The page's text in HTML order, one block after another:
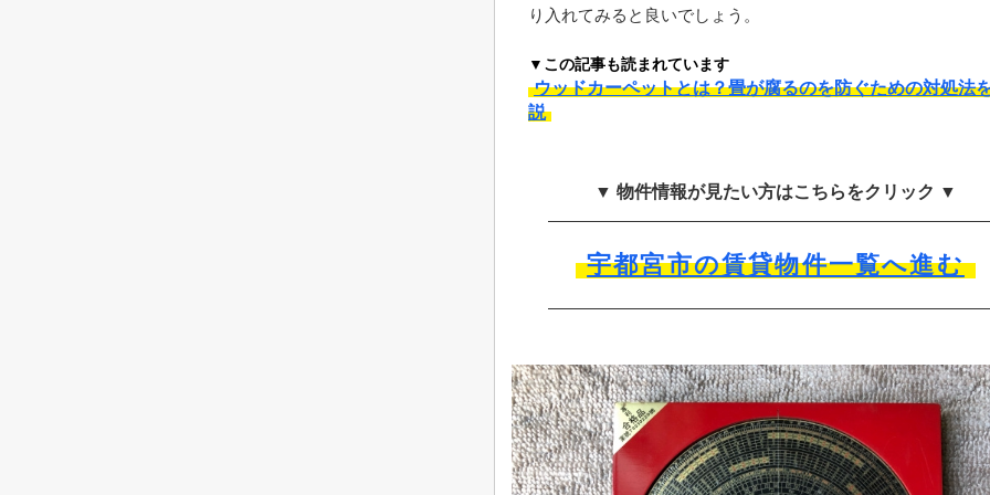
り入れてみると良いでしょう。
▼この記事も読まれています
ウッドカーペットとは？畳が腐るのを防ぐための対処法
説
▼ 物件情報が見たい方はこちらをクリック ▼
宇都宮市の賃貸物件一覧へ進む